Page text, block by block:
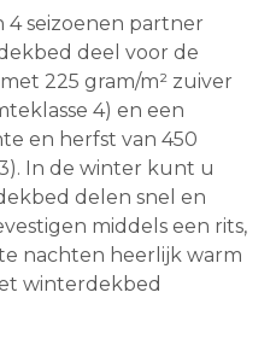
4 seizoenen partner
deel voor de
225 gram/m² zuiver
4) en een
en herfst van 450
In de winter kunt u
delen snel en
middels een rits,
nachten heerlijk warm
winterdekbed